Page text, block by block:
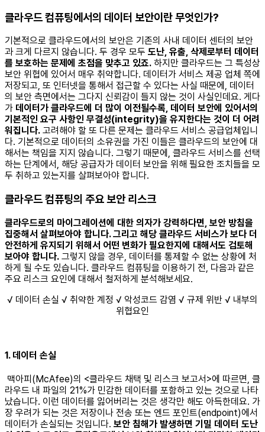
클라우드 컴퓨팅에서의 데이터 보안이란 무엇인가?
기본적으로 클라우드에서의 보안은 기존의 사내 데이터 센터의 보안
과 크게 다르지 않습니다. 두 경우 모두 도난, 유출, 삭제로부터 데이터
를 보호하는 문제에 초점을 맞추고 있죠. 하지만 클라우드는 그 특성상
보안 위협에 있어서 매우 취약합니다. 데이터가 서비스 제공 업체 쪽에
저장되고, 또 인터넷을 통해서 접근할 수 있다는 사실 때문에, 데이터
의 보안 측면에서는 그다지 신뢰감이 들지 않는 것이 사실인데요. 게다
가 데이터가 클라우드에 더 많이 이전될수록, 데이터 보안에 있어서의
기본적인 요구 사항인 무결성(integrity)을 유지한다는 것이 더 어려
워집니다. 고려해야 할 또 다른 문제는 클라우드 서비스 공급업체입니
다. 기본적으로 데이터의 소유권을 가진 이들은 클라우드의 보안에 대
해서는 책임을 지지 않습니다. 그렇기 때문에, 클라우드 서비스를 선택
하는 단계에서, 해당 공급자가 데이터 보안을 위해 필요한 조치들을 모
두 취하고 있는지를 살펴보아야 합니다. ​​
클라우드 컴퓨팅의 주요 보안 리스크​
클라우드로의 마이그레이션에 대한 의자가 강력하다면, 보안 방침을
집중해서 살펴보아야 합니다. 그리고 해당 클라우드 서비스가 보다 더
안전하게 유지되기 위해서 어떤 변화가 필요한지에 대해서도 검토해
보아야 합니다. 그렇지 않을 경우, 데이터를 통제할 수 없는 상황에 처
하게 될 수도 있습니다. 클라우드 컴퓨팅을 이용하기 전, 다음과 같은
주요 리스크 요인에 대해서 철저하게 분석해보세요. ​
√ 데이터 손실 √ 취약한 계정 √ 악성코드 감염 √ 규제 위반 √ 내부의
위협요인
1. 데이터 손실
맥아피(McAfee)의 <클라우드 채택 및 리스크 보고서>에 따르면, 클
라우드 내 파일의 21%가 민감한 데이터를 포함하고 있는 것으로 나타
났습니다. 이런 데이터를 잃어버리는 것은 생각만 해도 아득한데요. 가
장 우려가 되는 것은 저장이나 전송 또는 엔드 포인트(endpoint)에서
데이터가 손실되는 것입니다. 보안 침해가 발생하면 기밀 데이터 도난